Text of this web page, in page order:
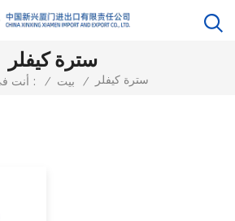
سترة كيفلر
أنت في الداخل : / بيت / سترة كيفلر